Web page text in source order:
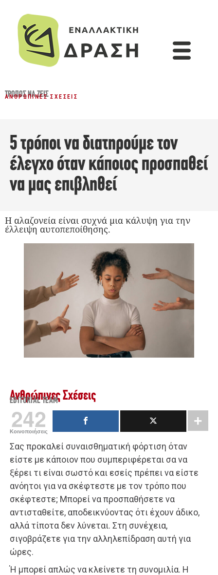
ΤΡΌΠΟΣ ΝΑ ΖΕΙΣ
ΑΝΘΡΏΠΙΝΕΣ ΣΧΈΣΕΙΣ
5 τρόποι να διατηρούμε τον
έλεγχο όταν κάποιος προσπαθεί
να μας επιβληθεί
Η αλαζονεία είναι συχνά μια κάλυψη για την
έλλειψη αυτοπεποίθησης.
Ανθρώπινες Σχέσεις
EDITORIAL TEAM
242
Κοινοποιήσεις
Σας προκαλεί συναισθηματική φόρτιση όταν
είστε με κάποιον που συμπεριφέρεται σα να
ξέρει τι είναι σωστό και εσείς πρέπει να είστε
ανόητοι για να σκέφτεστε με τον τρόπο που
σκέφτεστε; Μπορεί να προσπαθήσετε να
αντισταθείτε, αποδεικνύοντας ότι έχουν άδικο,
αλλά τίποτα δεν λύνεται. Στη συνέχεια,
σιγοβράζετε για την αλληλεπίδραση αυτή για
ώρες.
Ή μπορεί απλώς να κλείνετε τη συνομιλία. Η